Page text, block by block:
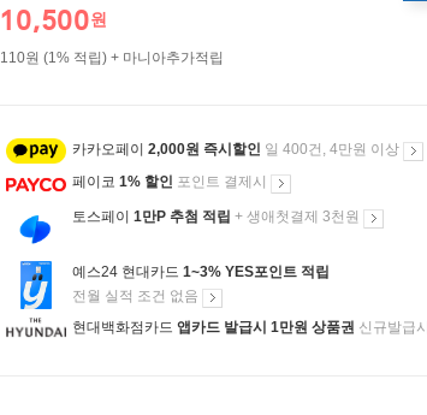
10,500원
110원 (1% 적립) + 마니아추가적립
카카오페이 2,000원 즉시할인 일 400건, 4만원 이상
페이코 1% 할인 포인트 결제시
토스페이 1만P 추첨 적립 + 생애첫결제 3천원
예스24 현대카드 1~3% YES포인트 적립
전월 실적 조건 없음
현대백화점카드 앱카드 발급시 1만원 상품권 신규발급시